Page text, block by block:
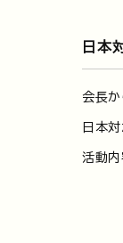
日本
会長
日本
活動内